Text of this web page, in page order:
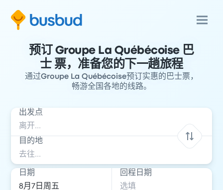
预订 Groupe La Québécoise 巴
士 票，准备您的下一趟旅程
通过Groupe La Québécoise预订实惠的巴士票，
畅游全国各地的线路。
出发点
目的地
日期 回程日期